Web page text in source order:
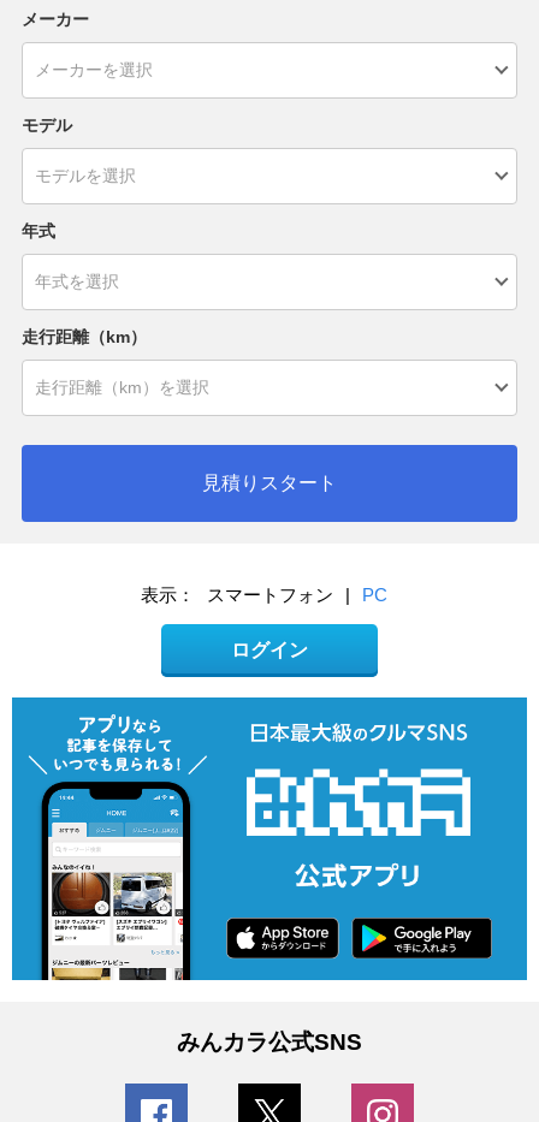
メーカー
モデル
年式
走行距離（km）
見積りスタート
表示： スマートフォン | PC
ログイン
みんカラ公式SNS